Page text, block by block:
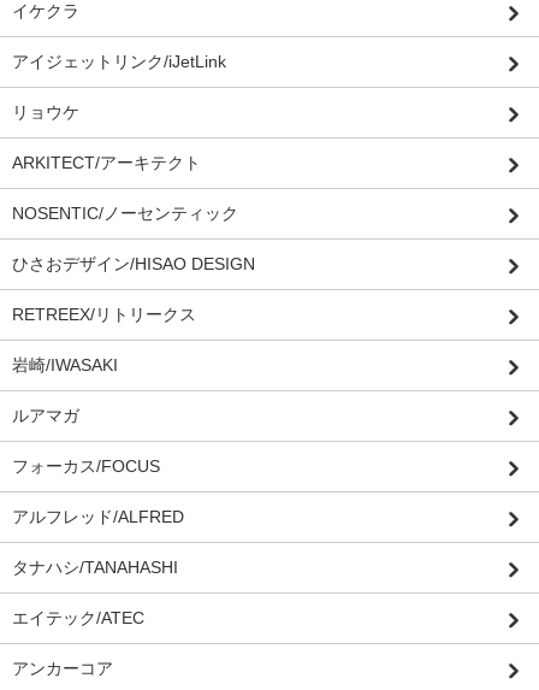
イケクラ
アイジェットリンク/iJetLink
リョウケ
ARKITECT/アーキテクト
NOSENTIC/ノーセンティック
ひさおデザイン/HISAO DESIGN
RETREEX/リトリークス
岩崎/IWASAKI
ルアマガ
フォーカス/FOCUS
アルフレッド/ALFRED
タナハシ/TANAHASHI
エイテック/ATEC
アンカーコア